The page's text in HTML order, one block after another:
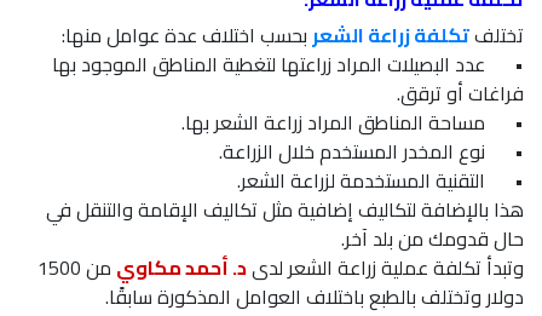
تختلفتكلفة زراعة الشعر بحسب اختلاف عدة عوامل منها:
•
عدد البصيلات المراد زراعتها لتغطية المناطق الموجود بها
فراغات أو ترقق.
•
مساحة المناطق المراد زراعة الشعر بها.
•
نوع المخدر المستخدم خلال الزراعة.
•
التقنية المستخدمة لزراعة الشعر.
هذا بالإضافة لتكاليف إضافية مثل تكاليف الإقامة والتنقل في
حال قدومك من بلد آخر.
وتبدأ تكلفة عملية زراعة الشعر لدىد. أحمد مكاوي
من 1500
دولار وتختلف بالطبع باختلاف العوامل المذكورة سابقًا.